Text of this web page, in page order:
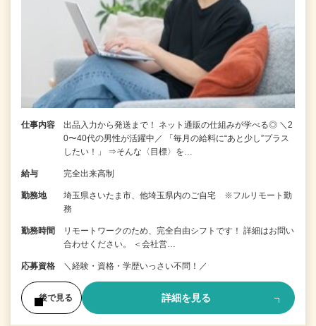
仕事内容
出品入力から発送まで！ ネット通販の仕組みが学べる◎ ＼2
0〜40代の男性が活躍中／ 「毎月の給料に“あと少し”プラス
したい！」 ⇒そんな〈目標〉を…
給与 完全出来高制
勤務地
埼玉県さいたま市、他埼玉県内のご自宅 ※フルリモート勤
務
勤務時間
リモートワークのため、完全自由シフトです！ 詳細はお問い
合わせください。 ＜会社営…
応募資格 ＼経験・資格・学歴いっさい不問！／
後で見る 詳細を見る